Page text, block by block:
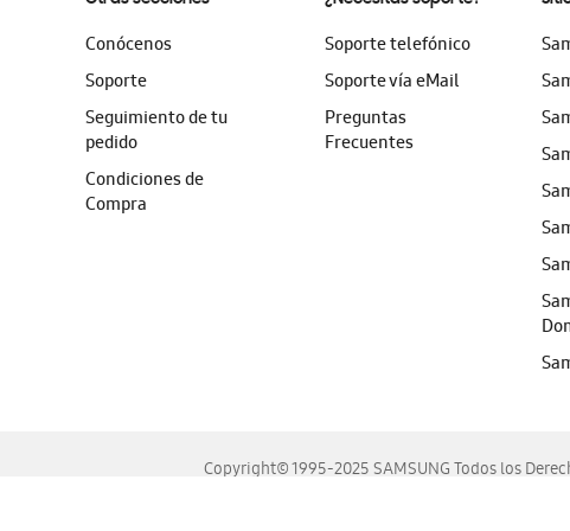
Conócenos
Soporte
Seguimiento de tu
pedido
Condiciones de
Compra
Soporte telefónico
Soporte vía eMail
Preguntas
Frecuentes
Copyright© 1995-2025 SAMSUNG Todos los